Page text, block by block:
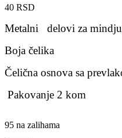
40 RSD
Metalni delovi za
Boja čelika
Čelična osnova sa
Pakovanje 2 kom
95 na zalihama